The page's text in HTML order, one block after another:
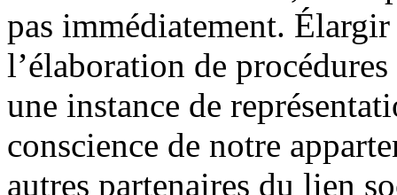
pas immédiatement.
l’élaboration de
une instance de
conscience de notre
autres partenaires du lien